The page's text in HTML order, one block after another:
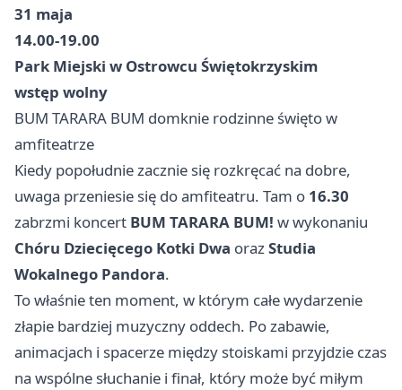
31 maja
14.00-19.00
Park Miejski w Ostrowcu Świętokrzyskim
wstęp wolny
BUM TARARA BUM domknie rodzinne święto w
amfiteatrze
Kiedy popołudnie zacznie się rozkręcać na dobre,
uwaga przeniesie się do amfiteatru. Tam o 16.30
zabrzmi koncert BUM TARARA BUM! w wykonaniu
Chóru Dziecięcego Kotki Dwa orazStudia
Wokalnego Pandora.
To właśnie ten moment, w którym całe wydarzenie
złapie bardziej muzyczny oddech. Po zabawie,
animacjach i spacerze między stoiskami przyjdzie czas
na wspólne słuchanie i finał, który może być miłym